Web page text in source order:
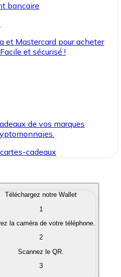
bancaire
et Mastercard pour acheter
et sécurisé !
de vos marques
cadeaux
qui vous intéressent
en monnaie
Téléchargez notre Wallet
1
la caméra de votre téléphone.
2
Scannez le QR.
3